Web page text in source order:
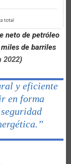
neto de petróleo
de barriles
2022)
y eficiente
en forma